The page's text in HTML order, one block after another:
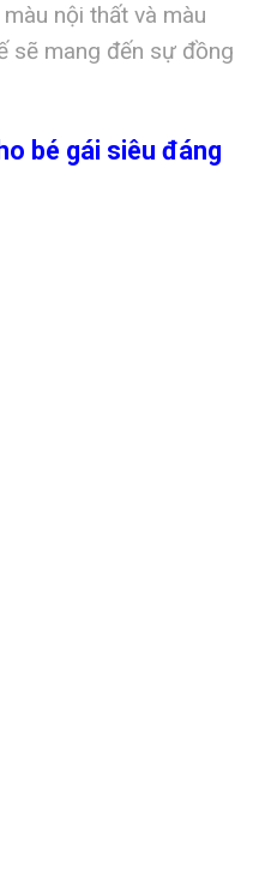
nội thất và màu
sẽ mang đến sự đồng
bé gái siêu đáng